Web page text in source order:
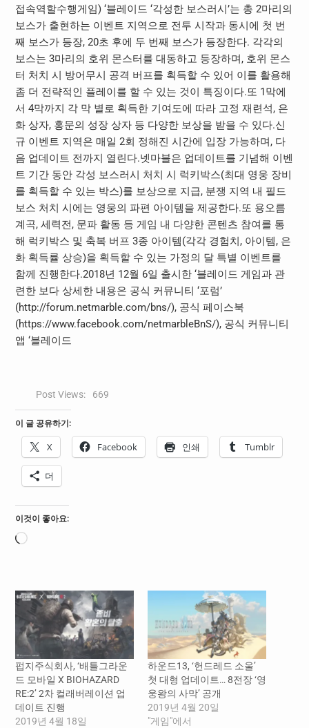
접속역할수행게임) ‘블레이드 ‘각성한 보스러시’는 총 2마리의
보스가 출현하는 이벤트 지역으로 전투 시작과 동시에 첫 번
째 보스가 등장, 20초 후에 두 번째 보스가 등장한다. 각각의
보스는 3마리의 호위 몬스터를 대동하고 등장하며, 호위 몬스
터 처치 시 방어무시 공격 버프를 획득할 수 있어 이를 활용해
좀 더 전략적인 플레이를 할 수 있는 것이 특징이다.또 1막에
서 4막까지 각 막 별로 획득한 기여도에 따라 고정 재련석, 은
화 상자, 홍문의 성장 상자 등 다양한 보상을 받을 수 있다.신
규 이벤트 지역은 매일 2회 정해진 시간에 입장 가능하며, 다
음 업데이트 전까지 열린다.넷마블은 업데이트를 기념해 이벤
트 기간 동안 각성 보스러시 처치 시 럭키박스(최대 영웅 장비
를 획득할 수 있는 박스)를 보상으로 지급, 분쟁 지역 내 필드
보스 처치 시에는 영웅의 파편 아이템을 제공한다.또 용오름
계곡, 세력전, 문파 활동 등 게임 내 다양한 콘텐츠 참여를 통
해 럭키박스 및 축복 버프 3종 아이템(각각 경험치, 아이템, 은
화 획득률 상승)을 획득할 수 있는 가정의 달 특별 이벤트를
함께 진행한다.2018년 12월 6일 출시한 ‘블레이드 게임과 관
련한 보다 상세한 내용은 공식 커뮤니티 ‘포럼’
(http://forum.netmarble.com/bns/), 공식 페이스북
(https://www.facebook.com/netmarbleBnS/), 공식 커뮤니티
앱 ‘블레이드
Post Views: 669
이 글 공유하기:
X Facebook 인쇄 Tumblr
더
이것이 좋아요:
로
펍지주식회사, ‘배틀그라운
드 모바일 X BIOHAZARD
RE:2’ 2차 컬래버레이션 업
데이트 진행
2019년 4월 18일
하운드13, ‘헌드레드 소울’
첫 대형 업데이트… 8전장 ‘영
웅왕의 사막’ 공개
2019년 4월 20일
"게임"에서